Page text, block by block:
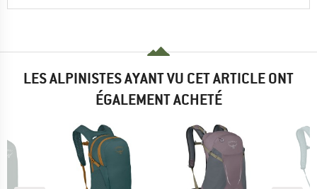
LES ALPINISTES AYANT VU CET ARTICLE ONT
ÉGALEMENT ACHETÉ